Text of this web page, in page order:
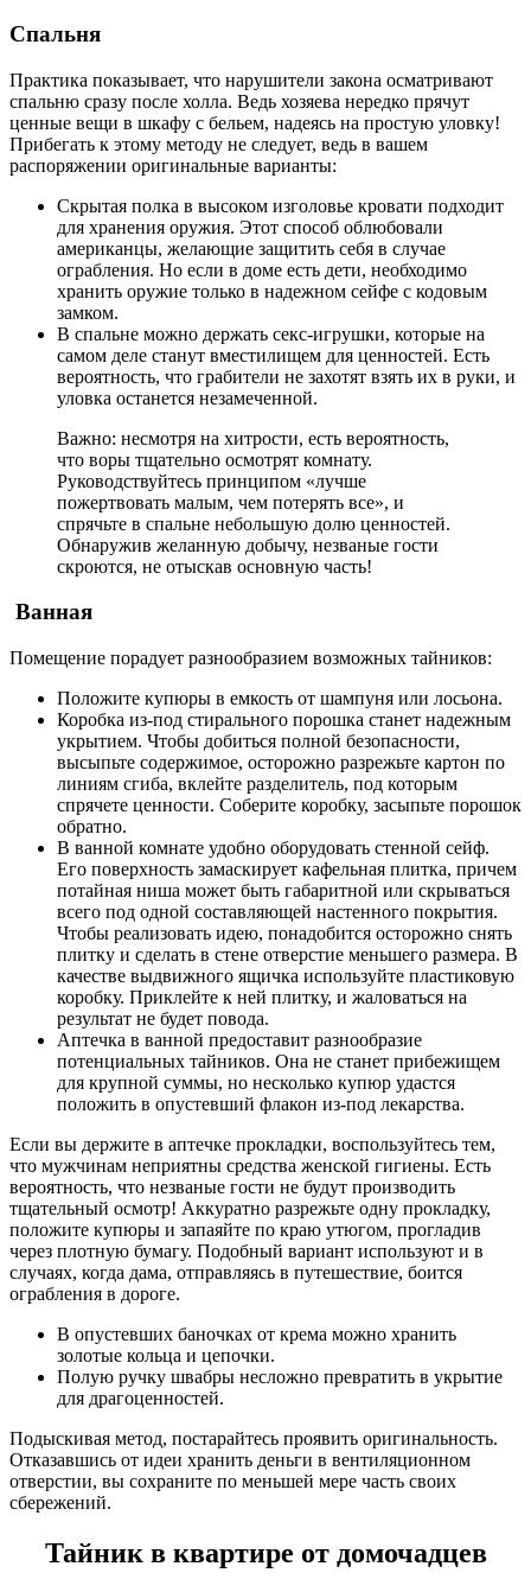
Спальня
Практика показывает, что нарушители закона осматривают
спальню сразу после холла. Ведь хозяева нередко прячут
ценные вещи в шкафу с бельем, надеясь на простую уловку!
Прибегать к этому методу не следует, ведь в вашем
распоряжении оригинальные варианты:
Скрытая полка в высоком изголовье кровати подходит
для хранения оружия. Этот способ облюбовали
американцы, желающие защитить себя в случае
ограбления. Но если в доме есть дети, необходимо
хранить оружие только в надежном сейфе с кодовым
замком.
В спальне можно держать секс-игрушки, которые на
самом деле станут вместилищем для ценностей. Есть
вероятность, что грабители не захотят взять их в руки, и
уловка останется незамеченной.
Важно: несмотря на хитрости, есть вероятность,
что воры тщательно осмотрят комнату.
Руководствуйтесь принципом «лучше
пожертвовать малым, чем потерять все», и
спрячьте в спальне небольшую долю ценностей.
Обнаружив желанную добычу, незваные гости
скроются, не отыскав основную часть!
Ванная
Помещение порадует разнообразием возможных тайников:
Положите купюры в емкость от шампуня или лосьона.
Коробка из-под стирального порошка станет надежным
укрытием. Чтобы добиться полной безопасности,
высыпьте содержимое, осторожно разрежьте картон по
линиям сгиба, вклейте разделитель, под которым
спрячете ценности. Соберите коробку, засыпьте порошок
обратно.
В ванной комнате удобно оборудовать стенной сейф.
Его поверхность замаскирует кафельная плитка, причем
потайная ниша может быть габаритной или скрываться
всего под одной составляющей настенного покрытия.
Чтобы реализовать идею, понадобится осторожно снять
плитку и сделать в стене отверстие меньшего размера. В
качестве выдвижного ящичка используйте пластиковую
коробку. Приклейте к ней плитку, и жаловаться на
результат не будет повода.
Аптечка в ванной предоставит разнообразие
потенциальных тайников. Она не станет прибежищем
для крупной суммы, но несколько купюр удастся
положить в опустевший флакон из-под лекарства.
Если вы держите в аптечке прокладки, воспользуйтесь тем,
что мужчинам неприятны средства женской гигиены. Есть
вероятность, что незваные гости не будут производить
тщательный осмотр! Аккуратно разрежьте одну прокладку,
положите купюры и запаяйте по краю утюгом, прогладив
через плотную бумагу. Подобный вариант используют и в
случаях, когда дама, отправляясь в путешествие, боится
ограбления в дороге.
В опустевших баночках от крема можно хранить
золотые кольца и цепочки.
Полую ручку швабры несложно превратить в укрытие
для драгоценностей.
Подыскивая метод, постарайтесь проявить оригинальность.
Отказавшись от идеи хранить деньги в вентиляционном
отверстии, вы сохраните по меньшей мере часть своих
сбережений.
Тайник в квартире от домочадцев